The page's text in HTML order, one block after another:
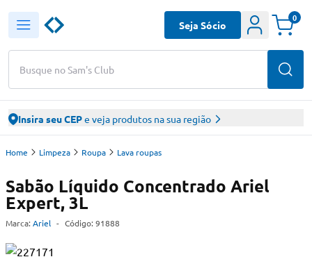
Busque no Sam's Club
Seja Sócio
0
Insira seu CEPe veja produtos na sua região
Home Limpeza Roupa Lava roupas
Sabão Líquido Concentrado Ariel
Expert, 3L
Marca: Ariel - Código: 91888